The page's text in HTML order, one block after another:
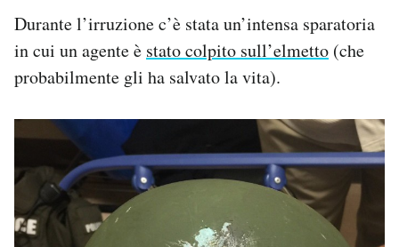
Durante l’irruzione c’è stata un’intensa sparatoria
in cui un agente è stato colpito sull’elmetto (che
probabilmente gli ha salvato la vita).